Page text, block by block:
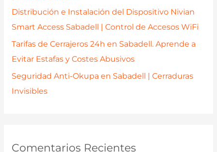
Distribución e Instalación del Dispositivo Nivian
Smart Access Sabadell | Control de Accesos WiFi
Tarifas de Cerrajeros 24h en Sabadell. Aprende a
Evitar Estafas y Costes Abusivos
Seguridad Anti-Okupa en Sabadell | Cerraduras
Invisibles
Comentarios Recientes